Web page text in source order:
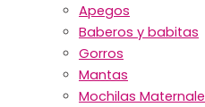
Apegos
Baberos y babitas
Gorros
Mantas
Mochilas